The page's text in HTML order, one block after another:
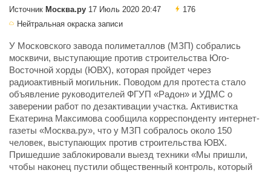
Источник Москва.ру 17 Июль 2020 20:47
176
Нейтральная окраска записи
У Московского завода полиметаллов (МЗП) собрались
москвичи, выступающие против строительства Юго-
Восточной хорды (ЮВХ), которая пройдет через
радиоактивный могильник. Поводом для протеста стало
объявление руководителей ФГУП «Радон» и УДМС о
заверении работ по дезактивации участка. Активистка
Екатерина Максимова сообщила корреспонденту интернет-
газеты «Москва.ру», что у МЗП собралось около 150
человек, выступающих против строительства ЮВХ.
Пришедшие заблокировали выезд техники «Мы пришли,
чтобы наконец пустили общественный контроль, который